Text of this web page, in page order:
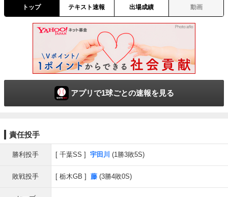
トップ テキスト速報 出場成績 動画
アプリで1球ごとの速報を見る
責任投手
勝利投手 千葉SS 宇田川 (1勝3敗5S)
敗戦投手 栃木GB 藤 (3勝4敗0S)